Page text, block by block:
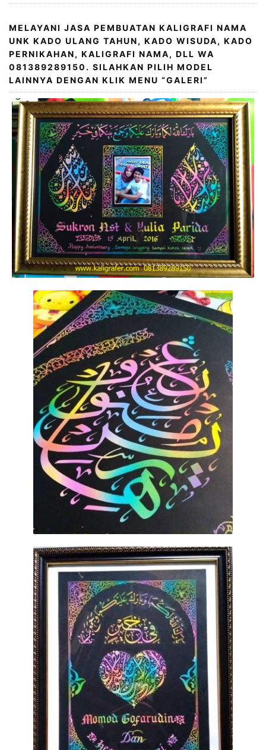
MELAYANI JASA PEMBUATAN KALIGRAFI NAMA
UNK KADO ULANG TAHUN, KADO WISUDA, KADO
PERNIKAHAN, KALIGRAFI NAMA, DLL WA
081389289150. SILAHKAN PILIH MODEL
LAINNYA DENGAN KLIK MENU “GALERI”